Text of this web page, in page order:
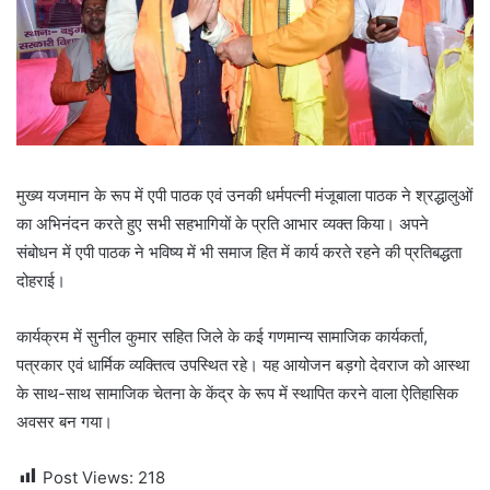
मुख्य यजमान के रूप में एपी पाठक एवं उनकी धर्मपत्नी मंजूबाला पाठक ने श्रद्धालुओं
का अभिनंदन करते हुए सभी सहभागियों के प्रति आभार व्यक्त किया। अपने
संबोधन में एपी पाठक ने भविष्य में भी समाज हित में कार्य करते रहने की प्रतिबद्धता
दोहराई।
कार्यक्रम में सुनील कुमार सहित जिले के कई गणमान्य सामाजिक कार्यकर्ता,
पत्रकार एवं धार्मिक व्यक्तित्व उपस्थित रहे। यह आयोजन बड़गो देवराज को आस्था
के साथ-साथ सामाजिक चेतना के केंद्र के रूप में स्थापित करने वाला ऐतिहासिक
अवसर बन गया।
Post Views: 218